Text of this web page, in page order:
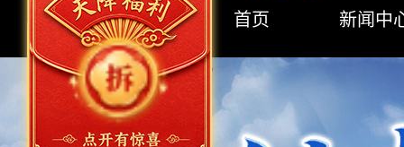
首页 新闻中